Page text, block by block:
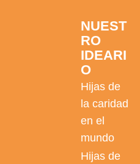
NUEST
RO
IDEARI
O
Hijas de
la caridad
en el
mundo
Hijas de